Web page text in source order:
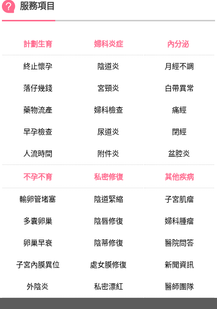
服務項目
計劃生育
終止懷孕
落仔幾錢
藥物流產
早孕檢查
人流時間
婦科炎症
陰道炎
宮頸炎
婦科檢查
尿道炎
附件炎
內分泌
月經不調
白帶異常
痛經
閉經
盆腔炎
不孕不育
輸卵管堵塞
多囊卵巢
卵巢早衰
子宮內膜異位
外陰炎
私密修復
陰道緊縮
陰唇修復
陰蒂修復
處女膜修復
私密漂紅
其他疾病
子宮肌瘤
婦科腫瘤
醫院問答
新聞資訊
醫師團隊